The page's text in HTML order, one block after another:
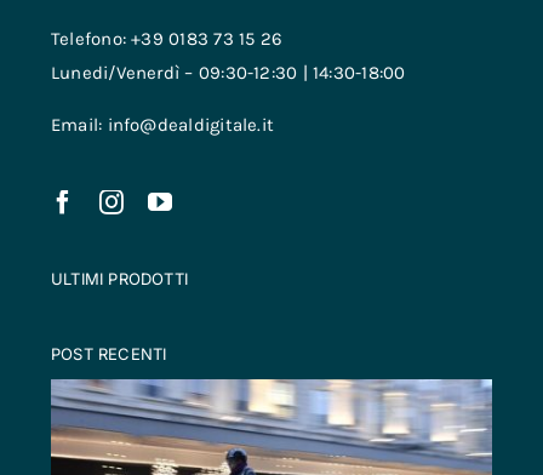
Telefono: +39 0183 73 15 26
Lunedi/Venerdì – 09:30-12:30 | 14:30-18:00
Email: info@dealdigitale.it
ULTIMI PRODOTTI
POST RECENTI